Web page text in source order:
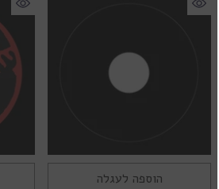
הוספה לעגלה